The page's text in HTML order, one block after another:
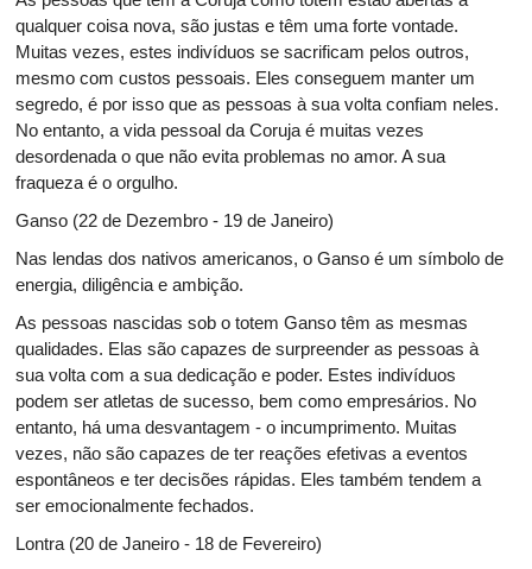
qualquer coisa nova, são justas e têm uma forte vontade.
Muitas vezes, estes indivíduos se sacrificam pelos outros,
mesmo com custos pessoais. Eles conseguem manter um
segredo, é por isso que as pessoas à sua volta confiam neles.
No entanto, a vida pessoal da Coruja é muitas vezes
desordenada o que não evita problemas no amor. A sua
fraqueza é o orgulho.
Ganso (22 de Dezembro - 19 de Janeiro)
Nas lendas dos nativos americanos, o Ganso é um símbolo de
energia, diligência e ambição.
As pessoas nascidas sob o totem Ganso têm as mesmas
qualidades. Elas são capazes de surpreender as pessoas à
sua volta com a sua dedicação e poder. Estes indivíduos
podem ser atletas de sucesso, bem como empresários. No
entanto, há uma desvantagem - o incumprimento. Muitas
vezes, não são capazes de ter reações efetivas a eventos
espontâneos e ter decisões rápidas. Eles também tendem a
ser emocionalmente fechados.
Lontra (20 de Janeiro - 18 de Fevereiro)